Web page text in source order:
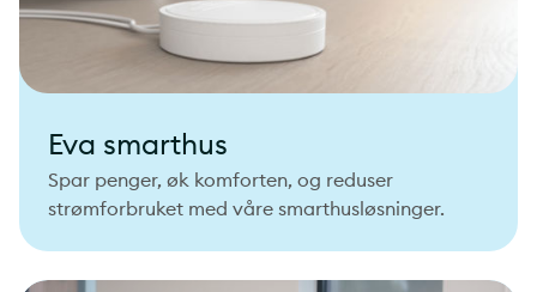
Eva smarthus
Spar penger, øk komforten, og reduser
strømforbruket med våre smarthusløsninger.